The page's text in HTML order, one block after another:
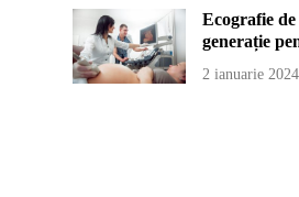
Ecografie
generație
2 ianuarie 2024